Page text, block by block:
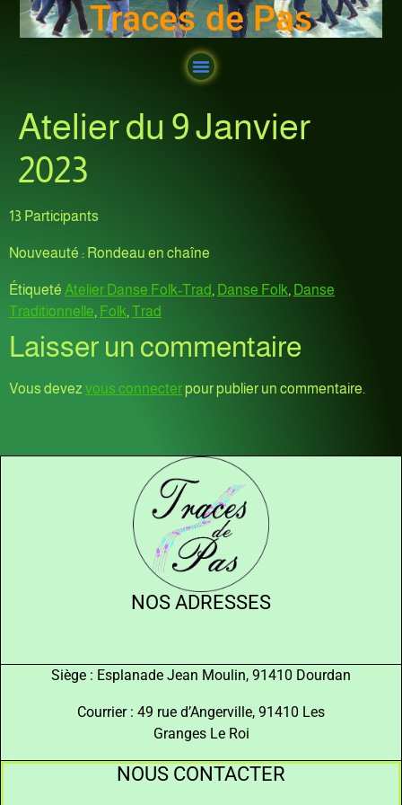
Traces de Pas
Atelier du 9 Janvier
2023
13 Participants
Nouveauté : Rondeau en chaîne
Étiqueté Atelier Danse Folk-Trad, Danse Folk, Danse
Traditionnelle, Folk, Trad
Laisser un commentaire
Vous devez vous connecterpour publier un commentaire.
NOS ADRESSES
Siège : Esplanade Jean Moulin, 91410 Dourdan
Courrier : 49 rue d’Angerville, 91410 Les
Granges Le Roi
NOUS CONTACTER